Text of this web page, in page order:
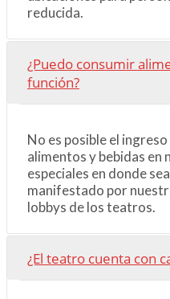
reducida.
¿Puedo consumir
función?
No es posible el
alimentos y bebidas
especiales en donde
manifestado por
lobbys de los teatros.
¿El teatro cuenta con